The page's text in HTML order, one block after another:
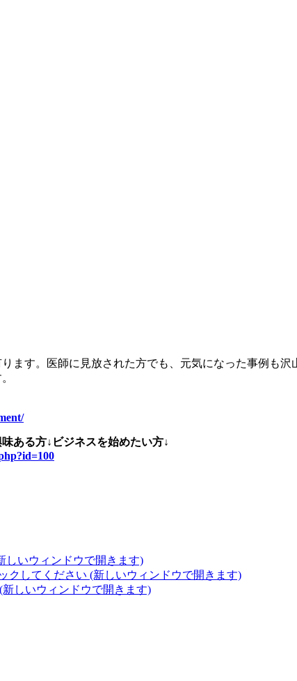
ます。医師に見放された方でも、元気になった事例も
ある方↓ビジネスを始めたい方↓
しいウィンドウで開きます)
クしてください (新しいウィンドウで開きます)
新しいウィンドウで開きます)